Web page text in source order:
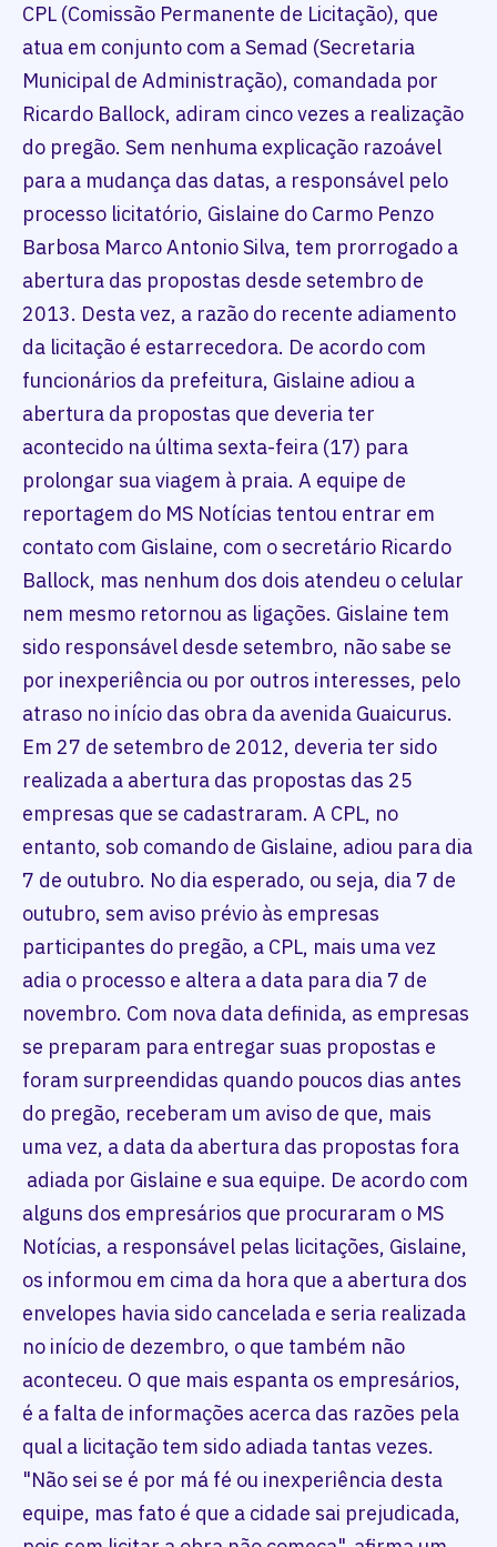
CPL (Comissão Permanente de Licitação), que
atua em conjunto com a Semad (Secretaria
Municipal de Administração), comandada por
Ricardo Ballock, adiram cinco vezes a realização
do pregão. Sem nenhuma explicação razoável
para a mudança das datas, a responsável pelo
processo licitatório, Gislaine do Carmo Penzo
Barbosa Marco Antonio Silva, tem prorrogado a
abertura das propostas desde setembro de
2013. Desta vez, a razão do recente adiamento
da licitação é estarrecedora. De acordo com
funcionários da prefeitura, Gislaine adiou a
abertura da propostas que deveria ter
acontecido na última sexta-feira (17) para
prolongar sua viagem à praia. A equipe de
reportagem do MS Notícias tentou entrar em
contato com Gislaine, com o secretário Ricardo
Ballock, mas nenhum dos dois atendeu o celular
nem mesmo retornou as ligações. Gislaine tem
sido responsável desde setembro, não sabe se
por inexperiência ou por outros interesses, pelo
atraso no início das obra da avenida Guaicurus.
Em 27 de setembro de 2012, deveria ter sido
realizada a abertura das propostas das 25
empresas que se cadastraram. A CPL, no
entanto, sob comando de Gislaine, adiou para dia
7 de outubro. No dia esperado, ou seja, dia 7 de
outubro, sem aviso prévio às empresas
participantes do pregão, a CPL, mais uma vez
adia o processo e altera a data para dia 7 de
novembro. Com nova data definida, as empresas
se preparam para entregar suas propostas e
foram surpreendidas quando poucos dias antes
do pregão, receberam um aviso de que, mais
uma vez, a data da abertura das propostas fora
adiada por Gislaine e sua equipe. De acordo com
alguns dos empresários que procuraram o MS
Notícias, a responsável pelas licitações, Gislaine,
os informou em cima da hora que a abertura dos
envelopes havia sido cancelada e seria realizada
no início de dezembro, o que também não
aconteceu. O que mais espanta os empresários,
é a falta de informações acerca das razões pela
qual a licitação tem sido adiada tantas vezes.
"Não sei se é por má fé ou inexperiência desta
equipe, mas fato é que a cidade sai prejudicada,